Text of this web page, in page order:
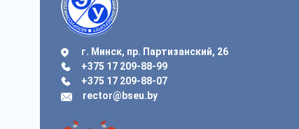
г. Минск, пр. Партизанский, 26
+375 17 209-88-99
+375 17 209-88-07
rector@bseu.by